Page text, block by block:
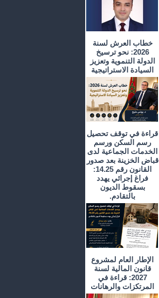
خطاب العرش لسنة
2026: نحو ترسيخ
الدولة التنموية وتعزيز
السيادة الاستراتيجية
قراءة في توقف تحصيل
رسم السكن ورسم
الخدمات الجماعية لدى
قباض الخزينة بعد صدور
القانون رقم 14.25:
فراغ إجرائي يهدد
بسقوط الديون
بالتقادم.
الإطار العام لمشروع
قانون المالية لسنة
2027: قراءة في
المرتكزات والرهانات